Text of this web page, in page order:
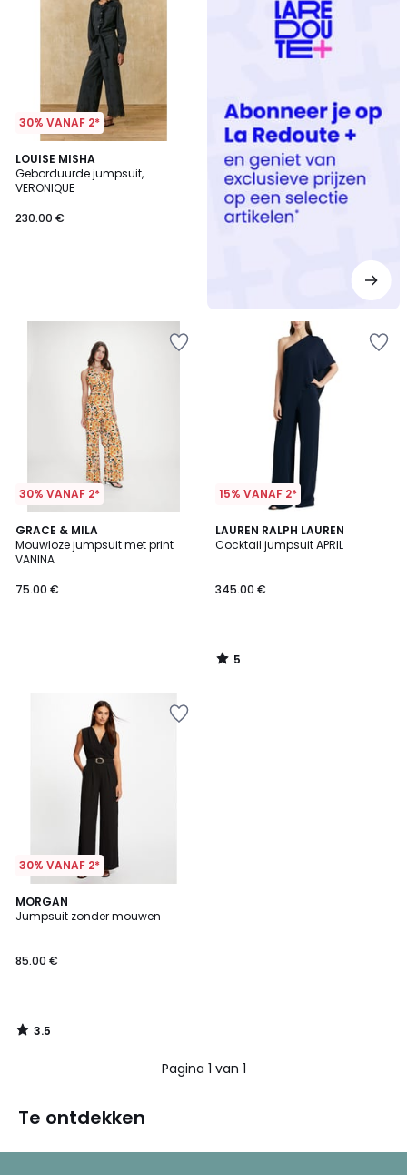
30% VANAF 2*
LOUISE MISHA
Geborduurde jumpsuit,
VERONIQUE
230.00 €
30% VANAF 2*
GRACE & MILA
Mouwloze jumpsuit met print
VANINA
75.00 €
15% VANAF 2*
LAUREN RALPH LAUREN
Cocktail jumpsuit APRIL
345.00 €
5
/
5
/
30% VANAF 2*
MORGAN
Jumpsuit zonder mouwen
85.00 €
3.5
/ 5
3.5
/
Pagina 1 van 1
Te ontdekken